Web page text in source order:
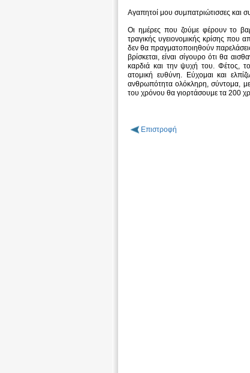
Αγαπητοί μου συμπατριώτισσες και
Οι ημέρες που ζούμε φέρουν το
τραγικής υγειονομικής κρίσης που
δεν θα πραγματοποιηθούν
βρίσκεται, είναι σίγουρο ότι θα
καρδιά και την ψυχή του. Φέτος, το
ατομική ευθύνη. Εύχομαι και
ανθρωπότητα ολόκληρη, σύντομα, με
του χρόνου θα γιορτάσουμε τα 200
Επιστροφή